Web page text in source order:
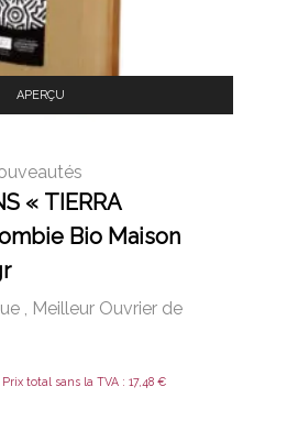
APERÇU
« TIERRA
Bio Maison
Meilleur Ouvrier de
total sans la TVA : 17,48 €